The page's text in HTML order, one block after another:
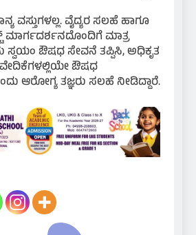
ವಸ್ತುಗಳಲ್ಲ. ವೈದ್ಯರ ಸಲಹೆ ಹಾಗೂ
ಮಾತ್ರ
ಸ್ವಯಂ ಔಷಧ ಸೇವನೆ ತಪ್ಪಿಸಿ, ಅಧಿಕೃತ
ವೇದಿಕೆಗಳಲ್ಲಿಯೇ ಔಷಧ
ಆರೋಗ್ಯ ತಜ್ಞರು ಸಲಹೆ ನೀಡಿದ್ದಾರೆ.